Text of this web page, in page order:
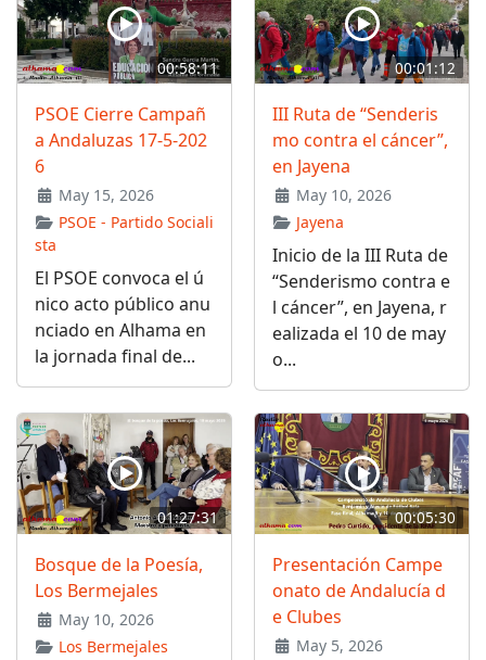
00:58:11
PSOE Cierre Campañ
a Andaluzas 17-5-202
6
May 15, 2026
PSOE - Partido Sociali
sta
El PSOE convoca el ú
nico acto público anu
nciado en Alhama en
la jornada final de...
00:01:12
III Ruta de “Senderis
mo contra el cáncer”,
en Jayena
May 10, 2026
Jayena
Inicio de la III Ruta de
“Senderismo contra e
l cáncer”, en Jayena, r
ealizada el 10 de may
o...
01:27:31
Bosque de la Poesía,
Los Bermejales
May 10, 2026
Los Bermejales
00:05:30
Presentación Campe
onato de Andalucía d
e Clubes
May 5, 2026